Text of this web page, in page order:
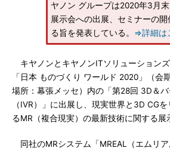
ヤノン グループは2020年3月
展示会への出展、セミナーの開
る旨を発表している。 ⇒詳細は
キヤノンとキヤノンITソリューションズ
「日本 ものづくり ワールド 2020」（会
場所：幕張メッセ）内の「第28回 3D＆
（IVR）」に出展し、現実世界と3D CG
るMR（複合現実）の最新技術に関する展
同社のMRシステム「MREAL（エムリ